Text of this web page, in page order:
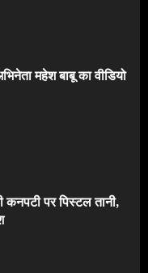
महेश बाबू का वीडियो
कनपटी पर पिस्टल तानी,